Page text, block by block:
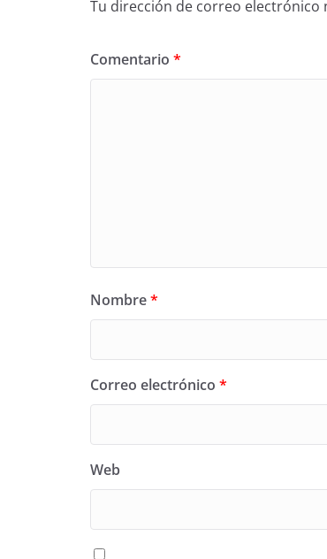
Tu dirección de correo electrónico
Comentario *
Nombre*
Correo electrónico *
Web